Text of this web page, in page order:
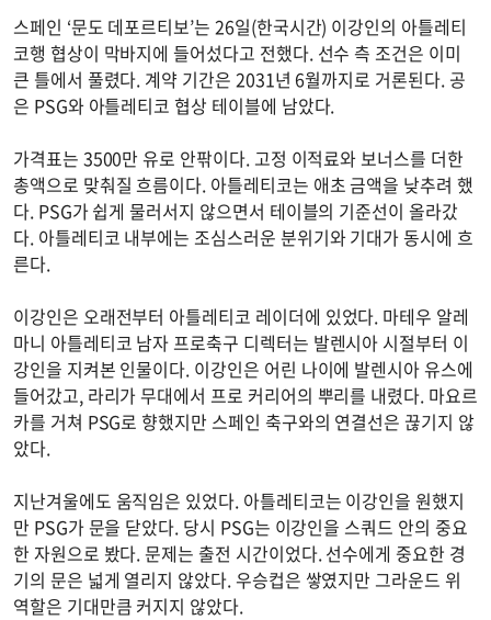
스페인 ‘문도 데포르티보’는 26일(한국시간) 이강인의 아틀레티
코행 협상이 막바지에 들어섰다고 전했다. 선수 측 조건은 이미
큰 틀에서 풀렸다. 계약 기간은 2031년 6월까지로 거론된다. 공
은 PSG와 아틀레티코 협상 테이블에 남았다.
가격표는 3500만 유로 안팎이다. 고정 이적료와 보너스를 더한
총액으로 맞춰질 흐름이다. 아틀레티코는 애초 금액을 낮추려 했
다. PSG가 쉽게 물러서지 않으면서 테이블의 기준선이 올라갔
다. 아틀레티코 내부에는 조심스러운 분위기와 기대가 동시에 흐
른다.
이강인은 오래전부터 아틀레티코 레이더에 있었다. 마테우 알레
마니 아틀레티코 남자 프로축구 디렉터는 발렌시아 시절부터 이
강인을 지켜본 인물이다. 이강인은 어린 나이에 발렌시아 유스에
들어갔고, 라리가 무대에서 프로 커리어의 뿌리를 내렸다. 마요르
카를 거쳐 PSG로 향했지만 스페인 축구와의 연결선은 끊기지 않
았다.
지난겨울에도 움직임은 있었다. 아틀레티코는 이강인을 원했지
만 PSG가 문을 닫았다. 당시 PSG는 이강인을 스쿼드 안의 중요
한 자원으로 봤다. 문제는 출전 시간이었다. 선수에게 중요한 경
기의 문은 넓게 열리지 않았다. 우승컵은 쌓였지만 그라운드 위
역할은 기대만큼 커지지 않았다.